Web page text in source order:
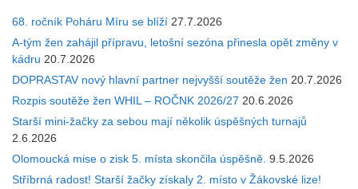
68. ročník Poháru Míru se blíží 27.7.2026
A-tým žen zahájil přípravu, letošní sezóna přinesla opět změny v
kádru 20.7.2026
DOPRASTAV nový hlavní partner nejvyšší soutěže žen 20.7.2026
Rozpis soutěže žen WHIL – ROČNK 2026/27 20.6.2026
Starší mini-žačky za sebou mají několik úspěšných turnajů
2.6.2026
Olomoucká mise o zisk 5. místa skončila úspěšně. 9.5.2026
Stříbrná radost! Starší žačky získaly 2. místo v Žákovské lize!